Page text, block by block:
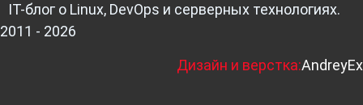
IT-блог о Linux, DevOps и серверных технологиях.
2011 - 2026
Дизайн и верстка:AndreyEx